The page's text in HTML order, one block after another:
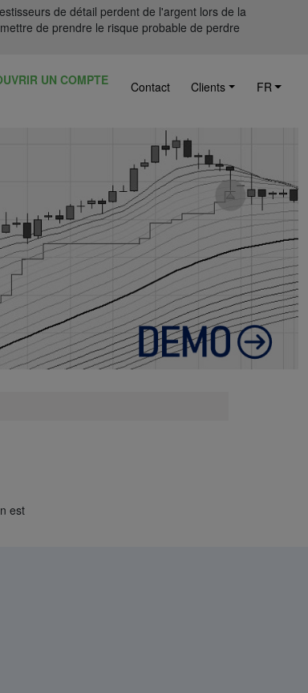
de détail perdent de l'argent lors de la
de prendre le risque probable de perdre
UN COMPTE Contact Clients FR
est